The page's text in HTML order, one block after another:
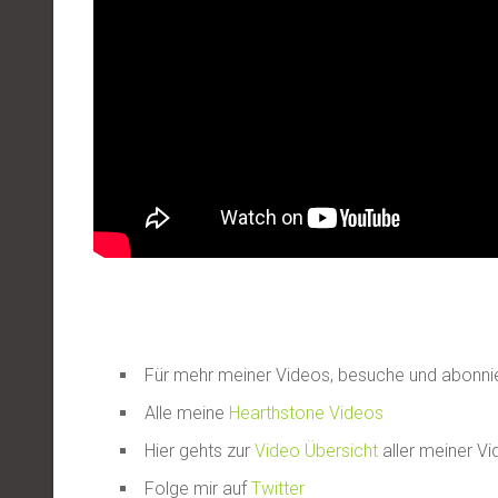
Für mehr meiner Videos, besuche und
Alle meine Hearthstone Videos
Hier gehts zur Video Übersicht aller meiner
Folge mir aufTwitter